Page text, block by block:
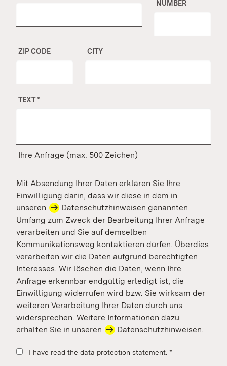
NUMBER
ZIP CODE CITY
TEXT*
Ihre Anfrage (max. 500 Zeichen)
Mit Absendung Ihrer Daten erklären Sie Ihre
Einwilligung darin, dass wir diese in dem in
unseren
Datenschutzhinweisen genannten
Umfang zum Zweck der Bearbeitung Ihrer Anfrage
verarbeiten und Sie auf demselben
Kommunikationsweg kontaktieren dürfen. Überdies
verarbeiten wir die Daten aufgrund berechtigten
Interesses. Wir löschen die Daten, wenn Ihre
Anfrage erkennbar endgültig erledigt ist, die
Einwilligung widerrufen wird bzw. Sie wirksam der
weiteren Verarbeitung Ihrer Daten durch uns
widersprechen. Weitere Informationen dazu
erhalten Sie in unseren
Datenschutzhinweisen.
I have read the data protection statement. *